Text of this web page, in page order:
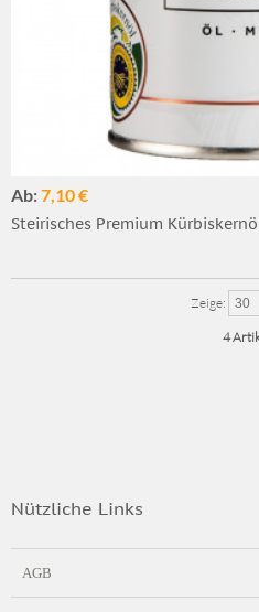
Ab:7,10 €
Steirisches Premium
Zeige: 30
4
Nützliche Links
AGB